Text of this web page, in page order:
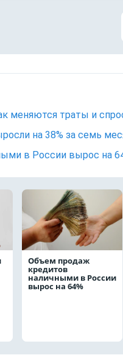
меняются траты и
на 38% за семь
в России вырос на
Объем продаж
кредитов
наличными в России
вырос на 64%